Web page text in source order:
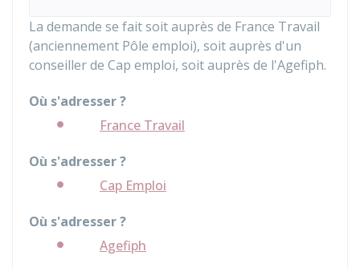
La demande se fait soit auprès de France Travail
(anciennement Pôle emploi), soit auprès d'un
conseiller de Cap emploi, soit auprès de l'Agefiph.
Où s'adresser ?
France Travail
Où s'adresser ?
Cap Emploi
Où s'adresser ?
Agefiph